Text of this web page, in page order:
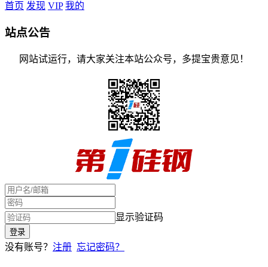
首页 发现 VIP 我的
站点公告
网站试运行，请大家关注本站公众号，多提宝贵意见！
显示验证码
没有账号？ 注册 忘记密码？